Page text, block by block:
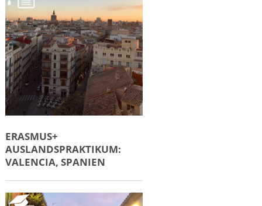
ERASMUS+
AUSLANDSPRAKTIKUM:
VALENCIA, SPANIEN